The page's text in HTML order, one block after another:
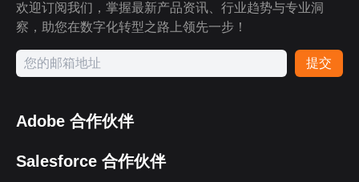
欢迎订阅我们，掌握最新产品资讯、行业趋势与专业洞
察，助您在数字化转型之路上领先一步！
提交
Adobe 合作伙伴
Salesforce 合作伙伴